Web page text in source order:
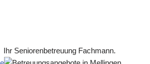
Ihr Seniorenbetreuung Fachmann.